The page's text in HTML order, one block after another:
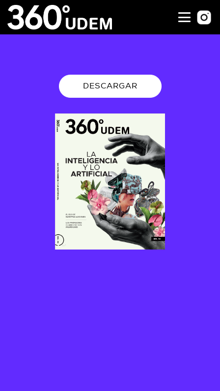
DESCARGAR